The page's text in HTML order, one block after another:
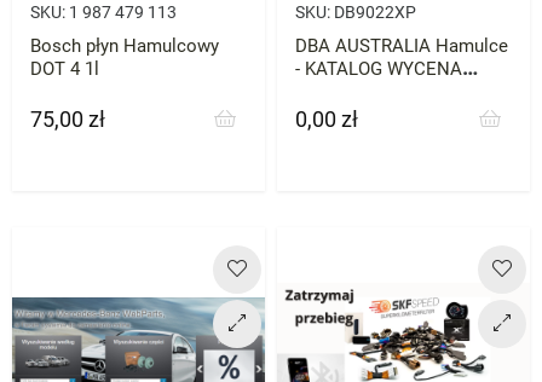
SKU: 1 987 479 113
Bosch płyn Hamulcowy
DOT 4 1l
Cena
75,00 zł
SKU: DB9022XP
DBA AUSTRALIA Hamulce
- KATALOG WYCENA
SWOJEGO AUTA
Cena
0,00 zł